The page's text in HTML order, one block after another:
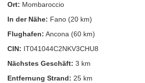
Ort: Mombaroccio
In der Nähe: Fano (20 km)
Flughafen: Ancona (60 km)
CIN: IT041044C2NKV3CHU8
Nächstes Geschäft: 3 km
Entfernung Strand: 25 km